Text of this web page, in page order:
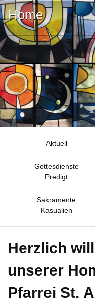
Home
Aktuell
Gottesdienste
Predigt
Sakramente
Kasualien
Herzlich
unserer
Pfarrei St.